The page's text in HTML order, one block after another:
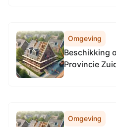
Omgeving
Beschikking
Provincie
Omgeving